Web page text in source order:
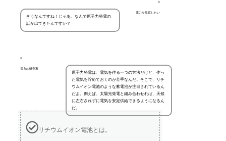
電力を見直したい
そうなんですね！じゃあ、なんで原子力発電の
話が出てきたんですか？
電力の研究家
原子力発電は、電気を作る一つの方法だけど、作っ
た電気を貯めておくのが苦手なんだ。そこで、リチ
ウムイオン電池のような蓄電池が注目されているん
だよ。例えば、太陽光発電と組み合わせれば、天候
に左右されずに電気を安定供給できるようになるん
だ。
リチウムイオン電池とは。